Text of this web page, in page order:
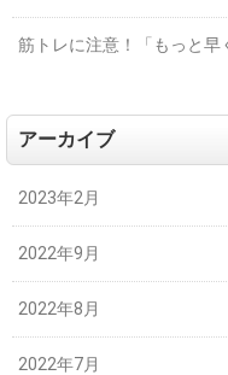
筋トレに注意！「もっと
アーカイブ
2023年2月
2022年9月
2022年8月
2022年7月